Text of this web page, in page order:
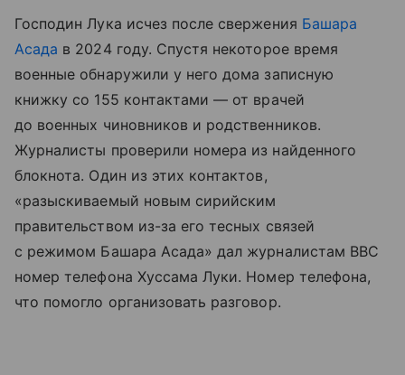
Господин Лука исчез после свержения Башара
Асада в 2024 году. Спустя некоторое время
военные обнаружили у него дома записную
книжку со 155 контактами — от врачей
до военных чиновников и родственников.
Журналисты проверили номера из найденного
блокнота. Один из этих контактов,
«разыскиваемый новым сирийским
правительством из-за его тесных связей
с режимом Башара Асада» дал журналистам BBC
номер телефона Хуссама Луки. Номер телефона,
что помогло организовать разговор.